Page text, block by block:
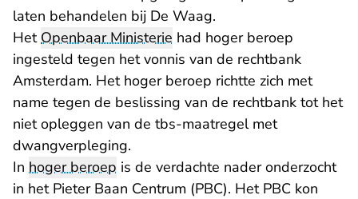
laten behandelen bij De Waag.
HetOpenbaar Ministerie had hoger beroep
ingesteld tegen het vonnis van de rechtbank
Amsterdam. Het hoger beroep richtte zich met
name tegen de beslissing van de rechtbank tot het
niet opleggen van de tbs-maatregel met
dwangverpleging.
In hoger beroep is de verdachte nader onderzocht
in het Pieter Baan Centrum (PBC). Het PBC kon